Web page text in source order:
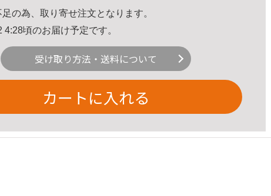
の為、取り寄せ注文となります。
4:28頃のお届け予定です。
受け取り方法・送料について
カートに入れる